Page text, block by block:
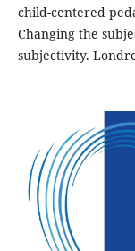
child-centered
Changing the
subjectivity.